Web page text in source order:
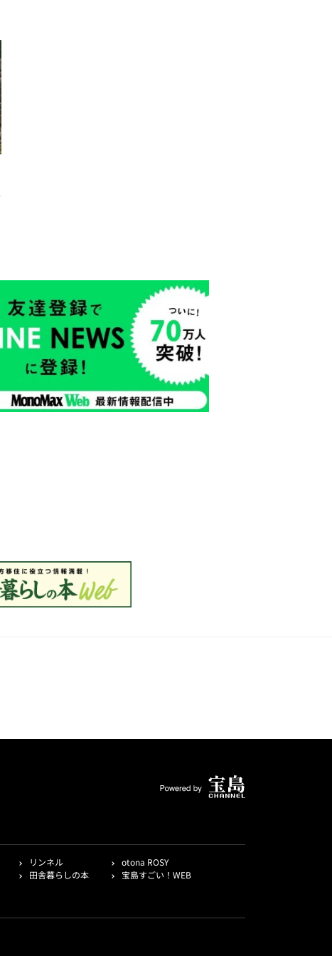
リンネル
otona ROSY
田舎暮らしの本
宝島すごい！WEB